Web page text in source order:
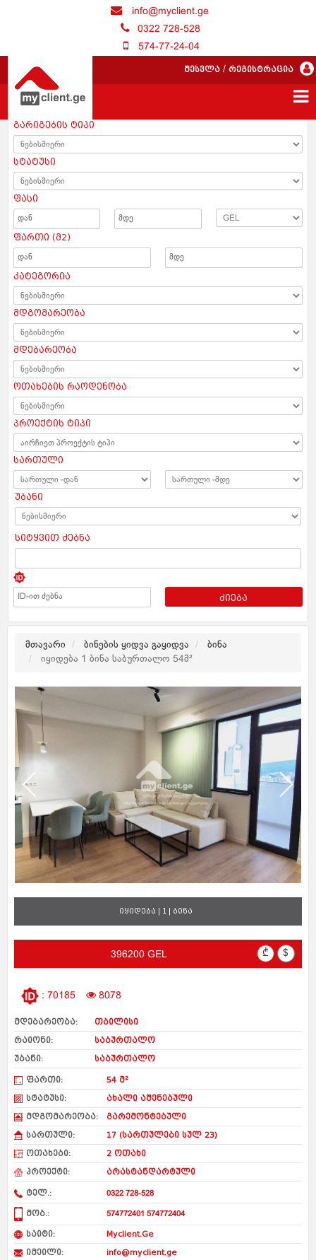
info@myclient.ge
0322 728-528
574-77-24-04
შესვლა / რეგისტრაცია
გარიგების ტიპი
სტატუსი
ფასი
ფართი (მ2)
კატეგორია
მდგომარეობა
მდებარეობა
ოთახების რაოდენობა
პროექტის ტიპი
სართული
უბანი
სიტყვით ძებნა
ძიება
მთავარი ბინების ყიდვა გაყიდვა
ბინა
იყიდება 1 ბინა საბურთალო 54მ²
იყიდება | 1 | ბინა
396200 GEL ₾ $
: 70185 8078
მდებარეობა:
თბილისი
რაიონი:
საბურთალო
უბანი:
საბურთალო
ფართი:
54 მ²
სტატუსი:
ახალი აშენებული
მდგომარეობა:
გარემონტებული
სართული:
17 (სართულები სულ 23)
ოთახები:
2 ოთახი
პროექტი:
არასტანდარტული
ტელ.: 0322 728-528
მობ.: 574772401 574772404
საიტი:
Myclient.Ge
იმეილი:
info@myclient.ge